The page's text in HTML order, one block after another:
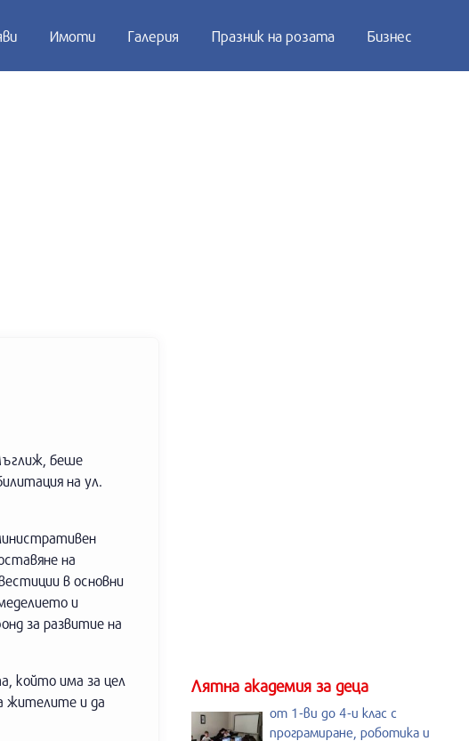
Имоти Галерия Празник на розата Бизнес
беше
на ул.
на
в основни
и
за развитие на
който има за цел
жителите и да
Лятна академия за деца
от 1-ви до 4-и клас с
програмиране, роботика и